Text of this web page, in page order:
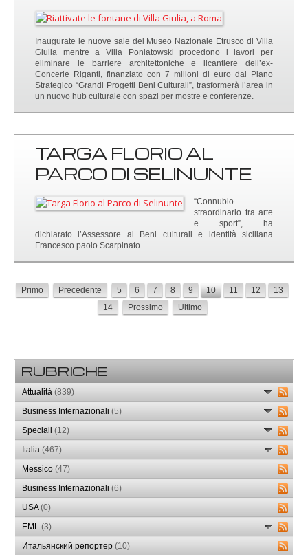
Inaugurate le nuove sale del Museo Nazionale Etrusco di Villa
Giulia mentre a Villa Poniatowski procedono i lavori per
eliminare le barriere architettoniche e ilcantiere dell’ex-
Concerie Riganti, finanziato con 7 milioni di euro dal Piano
Strategico “Grandi Progetti Beni Culturali”, trasformerà l’area in
un nuovo hub culturale con spazi per mostre e conferenze.
TARGA FLORIO AL
PARCO DI SELINUNTE
“Connubio
straordinario tra arte
e sport”, ha
dichiarato l’Assessore ai Beni culturali e identità siciliana
Francesco paolo Scarpinato.
Primo Precedente 5 6 7 8 9 10 11 12
13
14
Prossimo Ultimo
RUBRICHE
Attualità (839)
Business Internazionali (5)
Speciali (12)
Italia (467)
Messico (47)
Business Internazionali (6)
USA(0)
EML (3)
Итальянский репортер (10)